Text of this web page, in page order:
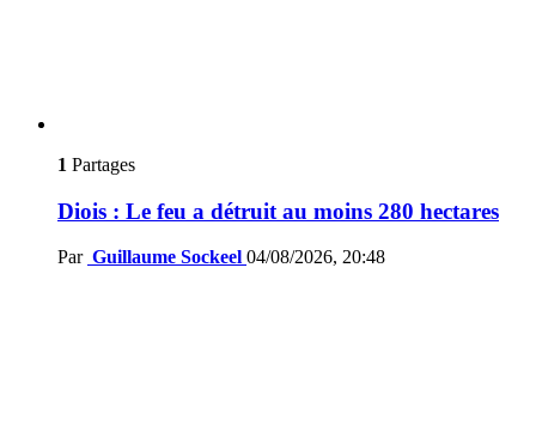
1 Partages
Diois : Le feu a détruit au moins 280 hectares
Par Guillaume Sockeel 04/08/2026, 20:48